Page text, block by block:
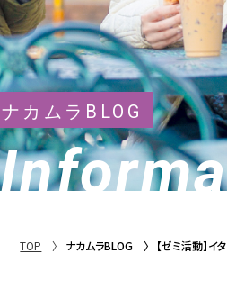
ナカムラBLOG
TOP ナカムラBLOG 【ゼミ活動】イ